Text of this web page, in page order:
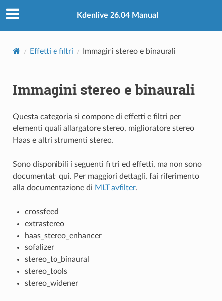
Kdenlive 26.04 Manual
Effetti e filtri Immagini stereo e binaurali
Immagini stereo e binaurali
Questa categoria si compone di effetti e filtri per
elementi quali allargatore stereo, miglioratore stereo
Haas e altri strumenti stereo.
Sono disponibili i seguenti filtri ed effetti, ma non sono
documentati qui. Per maggiori dettagli, fai riferimento
alla documentazione di MLT avfilter.
crossfeed
extrastereo
haas_stereo_enhancer
sofalizer
stereo_to_binaural
stereo_tools
stereo_widener